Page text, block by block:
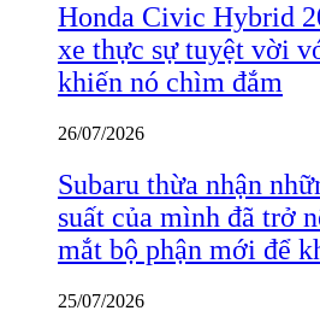
Honda Civic Hybrid
xe thực sự tuyệt vời
khiến nó chìm đắm
26/07/2026
Subaru thừa nhận
suất của mình đã trở
mắt bộ phận mới để
25/07/2026